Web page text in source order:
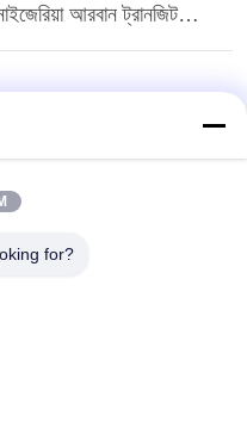
আরবান ট্রানজিট
for?